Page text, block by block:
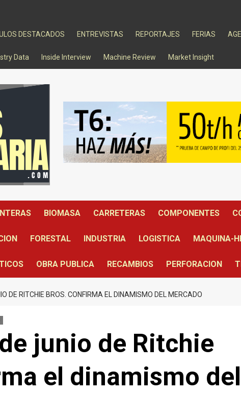
DESTACADOS ENTREVISTAS REPORTAJES FERIAS
Data Inside Interview Machine Review Market Insight
BIOMASA CARRETERAS COMPONENTES
FORESTAL INDUSTRIA LOGISTICA MAQUINA-
OBRA PUBLICA RECAMBIOS PERFORACION
DE RITCHIE BROS. CONFIRMA EL DINAMISMO DEL MERCADO
junio de Ritchie
el dinamismo del